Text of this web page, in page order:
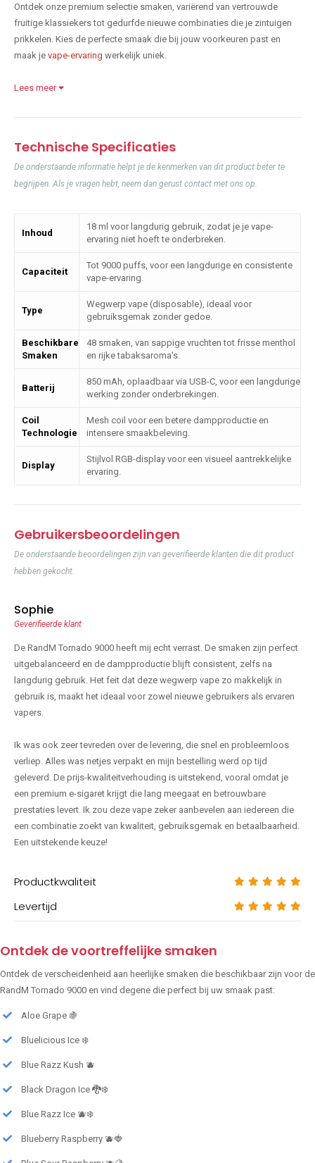
Ontdek onze premium selectie smaken, variërend van vertrouwde
fruitige klassiekers tot gedurfde nieuwe combinaties die je zintuigen
prikkelen. Kies de perfecte smaak die bij jouw voorkeuren past en
maak je vape-ervaring werkelijk uniek.
Lees meer
Technische Specificaties
De onderstaande informatie helpt je de kenmerken van dit product beter te
begrijpen. Als je vragen hebt, neem dan gerust contact met ons op.
Inhoud
18 ml voor langdurig gebruik, zodat je je vape-
ervaring niet hoeft te onderbreken.
Capaciteit
Tot 9000 puffs, voor een langdurige en consistente
vape-ervaring.
Type
Wegwerp vape (disposable), ideaal voor
gebruiksgemak zonder gedoe.
Beschikbare
Smaken
48 smaken, van sappige vruchten tot frisse menthol
en rijke tabaksaroma's.
Batterij
850 mAh, oplaadbaar via USB-C, voor een langdurige
werking zonder onderbrekingen.
Coil
Technologie
Mesh coil voor een betere dampproductie en
intensere smaakbeleving.
Display
Stijlvol RGB-display voor een visueel aantrekkelijke
ervaring.
Gebruikersbeoordelingen
De onderstaande beoordelingen zijn van geverifieerde klanten die dit product
hebben gekocht.
Sophie
Geverifieerde klant
De RandM Tornado 9000 heeft mij echt verrast. De smaken zijn perfect
uitgebalanceerd en de dampproductie blijft consistent, zelfs na
langdurig gebruik. Het feit dat deze wegwerp vape zo makkelijk in
gebruik is, maakt het ideaal voor zowel nieuwe gebruikers als ervaren
vapers.
Ik was ook zeer tevreden over de levering, die snel en probleemloos
verliep. Alles was netjes verpakt en mijn bestelling werd op tijd
geleverd. De prijs-kwaliteitverhouding is uitstekend, vooral omdat je
een premium e-sigaret krijgt die lang meegaat en betrouwbare
prestaties levert. Ik zou deze vape zeker aanbevelen aan iedereen die
een combinatie zoekt van kwaliteit, gebruiksgemak en betaalbaarheid.
Een uitstekende keuze!
Productkwaliteit
Levertijd
Ontdek de voortreffelijke smaken
Ontdek de verscheidenheid aan heerlijke smaken die beschikbaar zijn voor de
RandM Tornado 9000 en vind degene die perfect bij uw smaak past:
Aloe Grape 🍇
Bluelicious Ice ❄️
Blue Razz Kush 🫐
Black Dragon Ice 🐉❄️
Blue Razz Ice 🫐❄️
Blueberry Raspberry 🫐🍓